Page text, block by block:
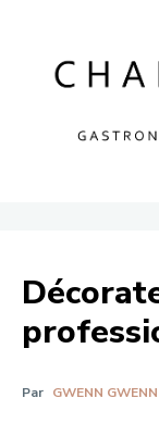
Par GWENN GWENN